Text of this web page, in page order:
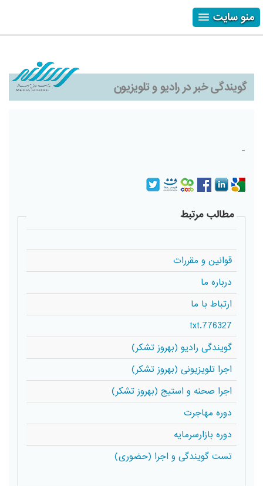
منو سایت
گویندگی خبر در رادیو و تلویزیون
-
مطالب مرتبط
قوانین و مقررات
درباره ما
ارتباط با ما
776327.txt
گویندگی رادیو (بهروز تشکر)
اجرا تلویزیونی (بهروز تشکر)
اجرا صحنه و استیج (بهروز تشکر)
دوره مهاجرت
دوره بازارسرمایه
تست گویندگی و اجرا (حضوری)